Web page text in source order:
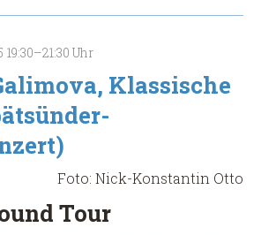
19:30–21:30 Uhr
Klassische
Foto: Nick-Konstantin Otto
Tour